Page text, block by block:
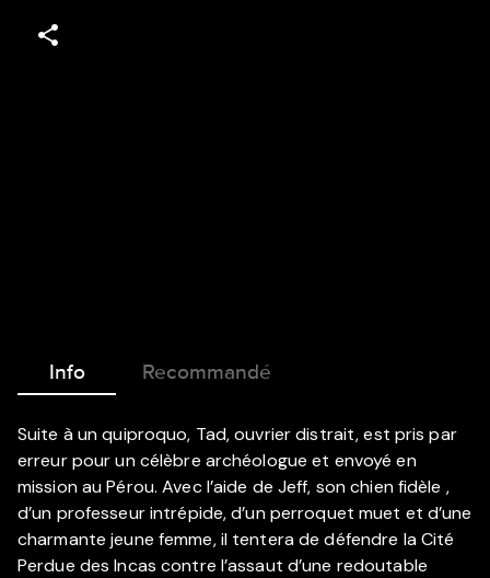
Info Recommandé
Suite à un quiproquo, Tad, ouvrier distrait, est pris par
erreur pour un célèbre archéologue et envoyé en
mission au Pérou. Avec l’aide de Jeff, son chien fidèle ,
d’un professeur intrépide, d’un perroquet muet et d’une
charmante jeune femme, il tentera de défendre la Cité
Perdue des Incas contre l’assaut d’une redoutable